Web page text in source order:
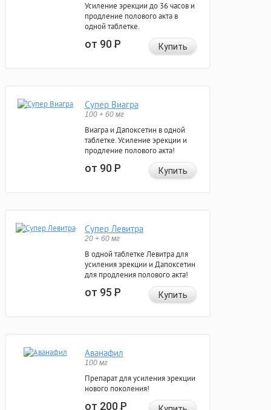
Усиление эрекции до 36 часов и
продление полового акта в
одной таблетке.
от 90Р Купить
Супер Виагра
100 + 60 мг
Виагра и Дапоксетин в одной
таблетке. Усиление эрекции и
продление полового акта!
от 90Р Купить
Супер Левитра
20 + 60 мг
В одной таблетке Левитра для
усиления эрекции и Дапоксетин
для продления полового акта!
от 95Р Купить
Аванафил
100 мг
Препарат для усиления эрекции
нового поколения!
от 200Р